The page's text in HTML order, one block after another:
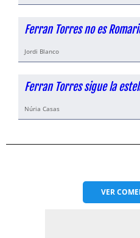
Ferran Torres no es
Jordi Blanco
Ferran Torres sigue la
Núria Casas
VER